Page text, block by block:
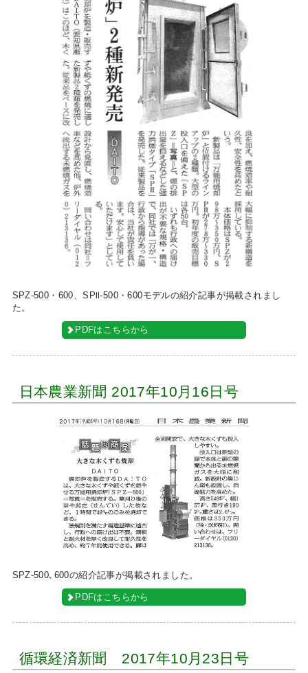
SPZ-500・600、SPⅡ-500・600モデルの紹介記事が掲載されまし
た。
PDFはこちらから
日本農業新聞 2017年10月16日号
SPZ-500､600の紹介記事が掲載されました。
PDFはこちらから
循環経済新聞 2017年10月23日号